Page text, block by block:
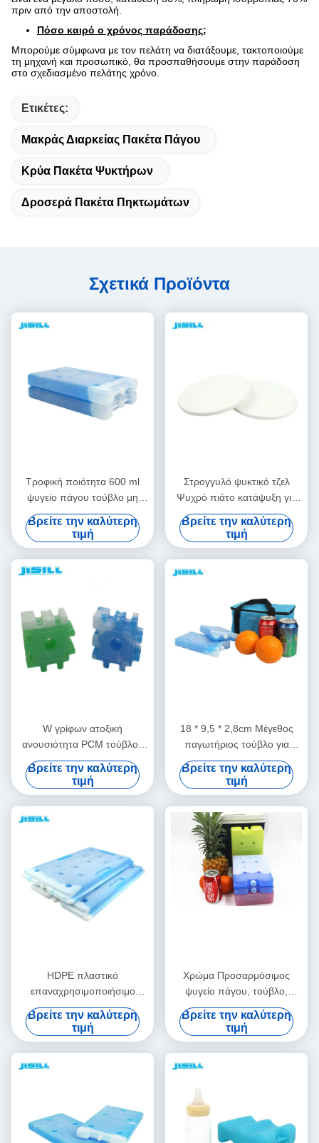
πριν από την αποστολή.
Πόσο καιρό ο χρόνος παράδοσης;
Μπορούμε σύμφωνα με τον πελάτη να διατάξουμε, τακτοποιούμε
τη μηχανή και προσωπικό, θα προσπαθήσουμε στην παράδοση
στο σχεδιασμένο πελάτης χρόνο.
Ετικέτες:
Μακράς Διαρκείας Πακέτα Πάγου
Κρύα Πακέτα Ψυκτήρων
Δροσερά Πακέτα Πηκτωμάτων
Σχετικά Προϊόντα
Τροφική ποιότητα 600 ml
ψυγείο πάγου τούβλο μη
καυστικό για μεταφορά με
ψυχρή αλυσίδα για τρόφιμα
κατεψυγμένα
Βρείτε την καλύτερη
τιμή
Στρογγυλό ψυκτικό τζελ
Ψυχρό πιάτο κατάψυξη για
φρούτα και τρόφιμα Φρέσκα,
περιεκτικότητα 860 ml για
τρόφιμα κατεψυγμένα
Βρείτε την καλύτερη
τιμή
W γρίφων ατοξική
ανουσιότητα PCM τούβλου
πάγου πιό δροσερή μέσα
στο υλικό για τα ποτά
παγωμένων τροφίμων
Βρείτε την καλύτερη
τιμή
18 * 9,5 * 2,8cm Μέγεθος
παγωτήριος τούβλο για
μόνωση κουτιά ψύξης με
διάφορα χρώματα για
τρόφιμα κατεψυγμένα
Βρείτε την καλύτερη
τιμή
HDPE πλαστικό
επαναχρησιμοποιήσιμο
μεγάλο τούβλο ψυκτικού για
τη μεταφορά ψυχρής
αλυσίδας για τα τρόφιμα
κατάψυξη
Βρείτε την καλύτερη
τιμή
Χρώμα Προσαρμόσιμος
ψυγείο πάγου, τούβλο,
επαναχρησιμοποιήσιμη τζελ
ψυγείο για παγωτό για
τρόφιμα κατεψυγμένα
Βρείτε την καλύτερη
τιμή